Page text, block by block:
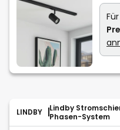
Für
LINDBY
Lindby
Phasen-System